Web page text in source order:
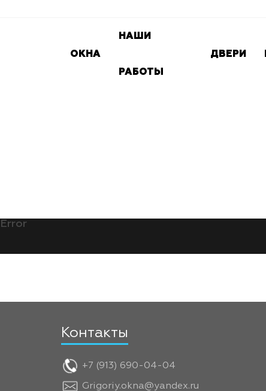
ОКНА
НАШИ
РАБОТЫ
ДВЕРИ
Error
Контакты
+7 (913) 690-04-04
Grigoriy.okna@yandex.ru